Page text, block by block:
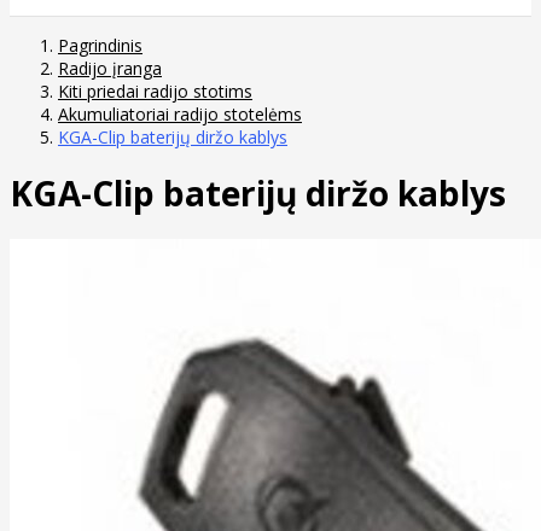
Pagrindinis
Radijo įranga
Kiti priedai radijo stotims
Akumuliatoriai radijo stotelėms
KGA-Clip baterijų diržo kablys
KGA-Clip baterijų diržo kablys